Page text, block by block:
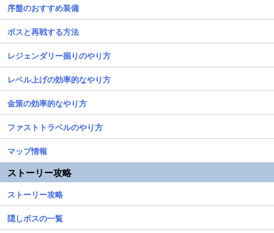
序盤のおすすめ装備
ボスと再戦する方法
レジェンダリー掘りのやり方
レベル上げの効率的なやり方
金策の効率的なやり方
ファストトラベルのやり方
マップ情報
ストーリー攻略
ストーリー攻略
隠しボスの一覧